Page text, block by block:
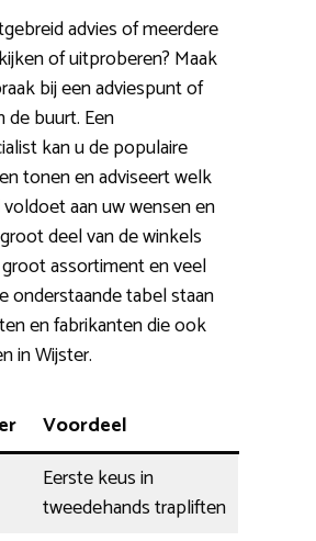
advies of meerdere
of uitproberen? Maak
bij een adviespunt of
buurt. Een
kan u de populaire
tonen en adviseert welk
aan uw wensen en
deel van de winkels
assortiment en veel
onderstaande tabel staan
en fabrikanten die ook
in Wijster.
Voordeel
Eerste keus in
tweedehands trapliften